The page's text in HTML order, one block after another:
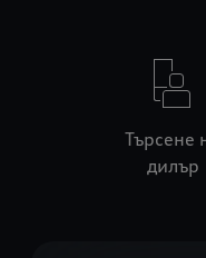
Търсене
дилър